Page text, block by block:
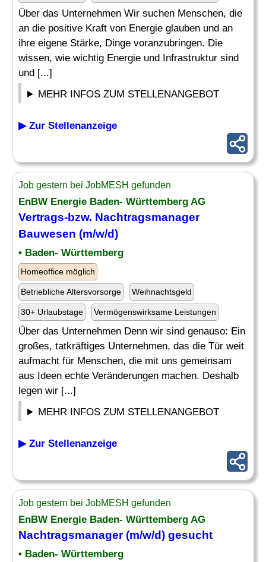
Über das Unternehmen Wir suchen Menschen, die
an die positive Kraft von Energie glauben und an
ihre eigene Stärke, Dinge voranzubringen. Die
wissen, wie wichtig Energie und Infrastruktur sind
und [...]
MEHR INFOS ZUM STELLENANGEBOT
▶ Zur Stellenanzeige
Job gestern bei JobMESH gefunden
EnBW Energie Baden- Württemberg AG
Vertrags-bzw. Nachtragsmanager
Bauwesen (m/w/d)
• Baden- Württemberg
Homeoffice möglich
Betriebliche Altersvorsorge Weihnachtsgeld
30+ Urlaubstage Vermögenswirksame Leistungen
Über das Unternehmen Denn wir sind genauso: Ein
großes, tatkräftiges Unternehmen, das die Tür weit
aufmacht für Menschen, die mit uns gemeinsam
aus Ideen echte Veränderungen machen. Deshalb
legen wir [...]
MEHR INFOS ZUM STELLENANGEBOT
▶ Zur Stellenanzeige
Job gestern bei JobMESH gefunden
EnBW Energie Baden- Württemberg AG
Nachtragsmanager(m/w/d) gesucht
• Baden- Württemberg